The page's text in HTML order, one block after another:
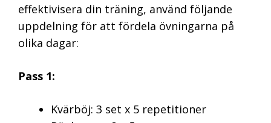
effektivisera din träning, använd följande
uppdelning för att fördela övningarna på
olika dagar:
Pass 1:
Kvärböj: 3 set x 5 repetitioner